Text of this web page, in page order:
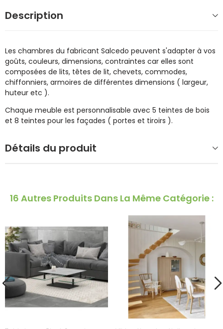
Description
Les chambres du fabricant Salcedo peuvent s'adapter à vos
goûts, couleurs, dimensions, contraintes car elles sont
composées de lits, têtes de lit, chevets, commodes,
chiffonniers, armoires de différentes dimensions ( largeur,
huteur etc ).
Chaque meuble est personnalisable avec 5 teintes de bois
et 8 teintes pour les façades ( portes et tiroirs ).
Détails du produit
16 Autres Produits Dans La Même Catégorie :